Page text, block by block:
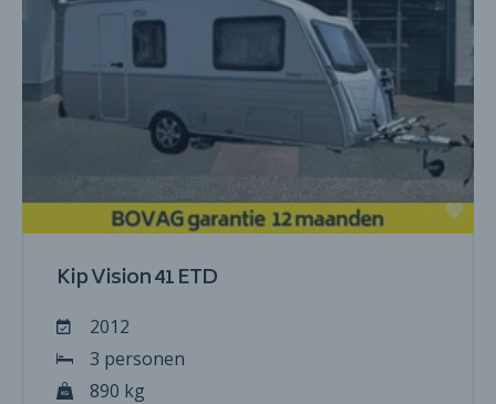
Kip Vision 41 ETD
2012
3 personen
890 kg